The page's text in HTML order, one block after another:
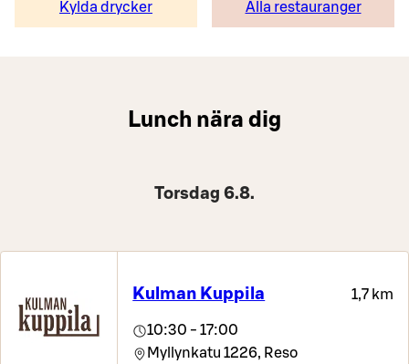
Kylda drycker Alla restauranger
Lunch nära dig
Torsdag 6.8.
Kulman Kuppila 1,7 km
10:30 - 17:00
Myllynkatu 1226, Reso